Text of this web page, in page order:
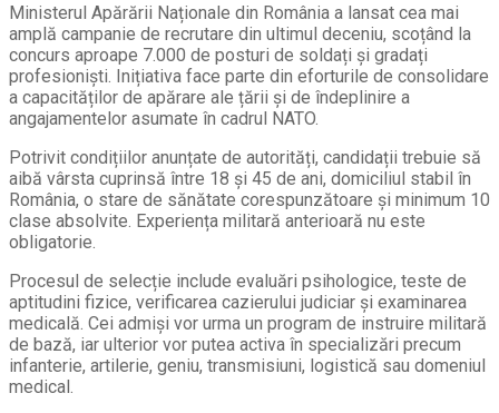
Ministerul Apărării Naționale din România a lansat cea mai
amplă campanie de recrutare din ultimul deceniu, scoțând la
concurs aproape 7.000 de posturi de soldați și gradați
profesioniști. Inițiativa face parte din eforturile de consolidare
a capacităților de apărare ale țării și de îndeplinire a
angajamentelor asumate în cadrul NATO.
Potrivit condițiilor anunțate de autorități, candidații trebuie să
aibă vârsta cuprinsă între 18 și 45 de ani, domiciliul stabil în
România, o stare de sănătate corespunzătoare și minimum 10
clase absolvite. Experiența militară anterioară nu este
obligatorie.
Procesul de selecție include evaluări psihologice, teste de
aptitudini fizice, verificarea cazierului judiciar și examinarea
medicală. Cei admiși vor urma un program de instruire militară
de bază, iar ulterior vor putea activa în specializări precum
infanterie, artilerie, geniu, transmisiuni, logistică sau domeniul
medical.